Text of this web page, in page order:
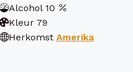
Alcohol 10
Kleur 79
Herkomst Amerika